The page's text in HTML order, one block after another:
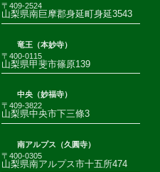
〒409-2524
山梨県南巨摩郡身延町身延3543
竜王（本妙寺）
〒400-0115
山梨県甲斐市篠原139
中央（妙福寺）
〒409-3822
山梨県中央市下三條3
南アルプス（久圓寺）
〒400-0305
山梨県南アルプス市十五所474